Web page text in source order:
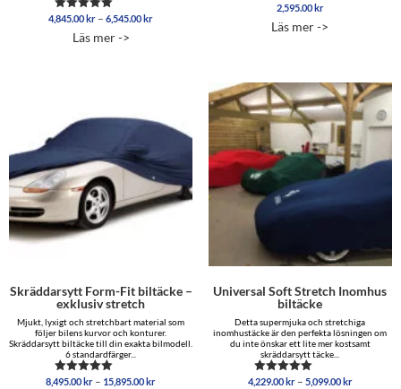
Betygsatt
av 5
4,845.00kr – 6,545.00krPrisintervall:
Läs mer ->
Betygsatt
av 5
2,595.00kr
Läs mer ->
Skräddarsytt Form-Fit biltäcke –
exklusiv stretch
Mjukt, lyxigt och stretchbart material som
följer bilens kurvor och konturer.
Skräddarsytt biltäcke till din exakta bilmodell.
6 standardfärger...
Betygsatt
8,495.00kr – 15,895.00krPrisintervall:
Universal Soft Stretch Inomhus
biltäcke
Detta supermjuka och stretchiga
inomhustäcke är den perfekta lösningen om
du inte önskar ett lite mer kostsamt
skräddarsytt täcke...
Betygsatt
4,229.00kr – 5,099.00kr